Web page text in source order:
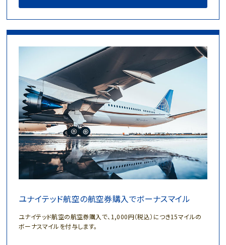
ユナイテッド航空の航空券購入でボーナスマイル
ユナイテッド航空の航空券購入で、1,000円（税込）につき15マイルの
ボーナスマイルを付与します。